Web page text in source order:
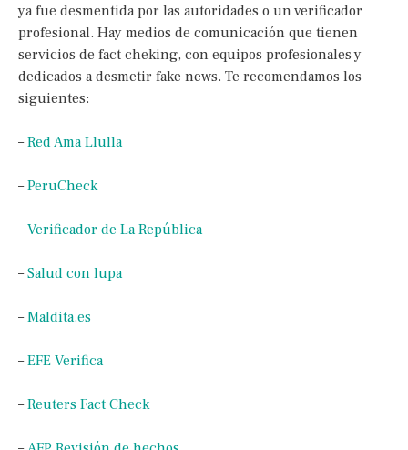
ya fue desmentida por las autoridades o un verificador
profesional. Hay medios de comunicación que tienen
servicios de fact cheking, con equipos profesionales y
dedicados a desmetir fake news. Te recomendamos los
siguientes:
–Red Ama Llulla
–PeruCheck
–Verificador de La República
–Salud con lupa
–Maldita.es
–EFE Verifica
–Reuters Fact Check